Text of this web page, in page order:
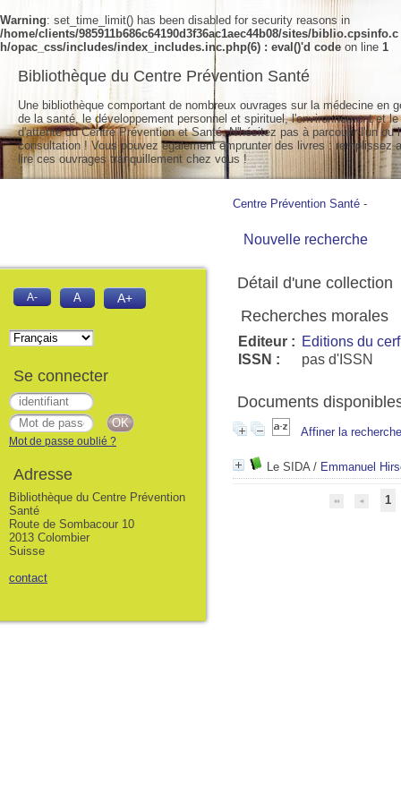
Warning: set_time_limit() has been disabled for security reasons in
/home/clients/985911b686c64190d3f36ac1aec44b08/sites/biblio.cpsinfo.c
h/opac_css/includes/index_includes.inc.php(6) : eval()'d code on line 1
Centre Prévention Santé -
Nouvelle recherche
Détail d'une collection
Recherches morales
Editeur : Editions du cerf
ISSN :
pas d'ISSN
Documents
Affiner la recherche
Le SIDA/ Emmanuel
1
Bibliothèque du Centre Prévention Santé
Une bibliothèque comportant de nombreux ouvrages sur la médecine en
de la santé, le développement personnel et spirituel, l'environnement et
d'attente du Centre Prévention et Santé. N'hésitez pas à parcourir l'un
consultation ! Vous pouvez également emprunter des livres : remplissez
lire ces ouvrages tranquillement chez vous !
A- A A+
Se connecter
Mot de passe oublié ?
Adresse
Bibliothèque du Centre Prévention
Santé
Route de Sombacour 10
2013 Colombier
Suisse
contact